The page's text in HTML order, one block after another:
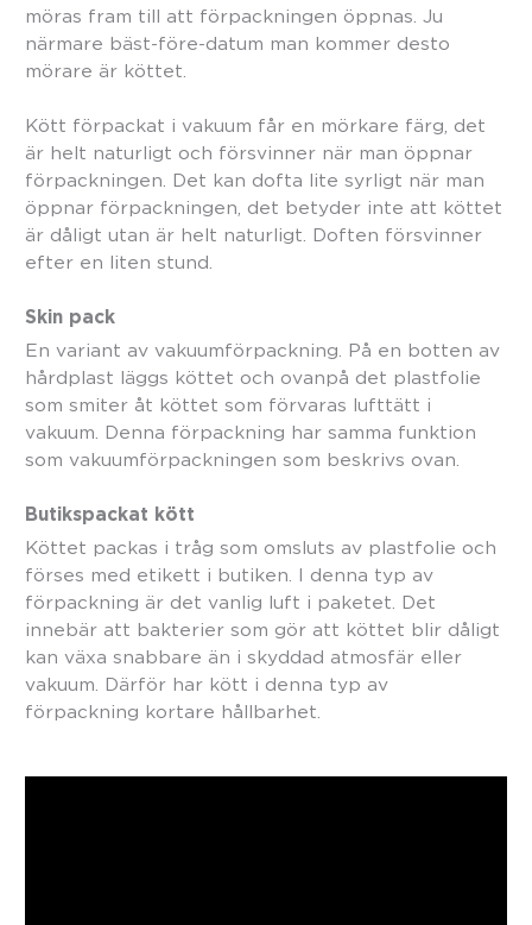
möras fram till att förpackningen öppnas. Ju
närmare bäst-före-datum man kommer desto
mörare är köttet.
Kött förpackat i vakuum får en mörkare färg, det
är helt naturligt och försvinner när man öppnar
förpackningen. Det kan dofta lite syrligt när man
öppnar förpackningen, det betyder inte att köttet
är dåligt utan är helt naturligt. Doften försvinner
efter en liten stund.
Skin pack
En variant av vakuumförpackning. På en botten av
hårdplast läggs köttet och ovanpå det plastfolie
som smiter åt köttet som förvaras lufttätt i
vakuum. Denna förpackning har samma funktion
som vakuumförpackningen som beskrivs ovan.
Butikspackat kött
Köttet packas i tråg som omsluts av plastfolie och
förses med etikett i butiken. I denna typ av
förpackning är det vanlig luft i paketet. Det
innebär att bakterier som gör att köttet blir dåligt
kan växa snabbare än i skyddad atmosfär eller
vakuum. Därför har kött i denna typ av
förpackning kortare hållbarhet.